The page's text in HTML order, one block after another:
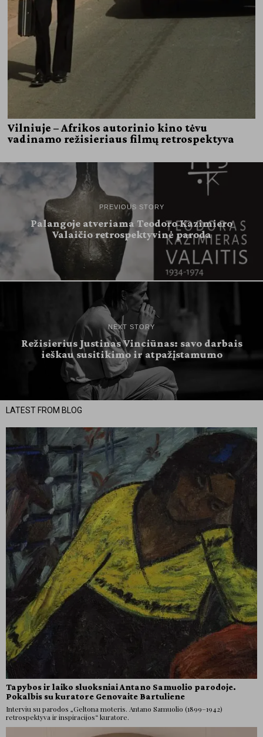
Vilniuje – Afrikos autorinio kino tėvu
vadinamo režisieriaus filmų retrospektyva
PREVIOUS STORY
Palangoje atveriama Teodoro Kazimiero
Valaičio retrospektyvinė paroda
NEXT STORY
Režisierius Justinas Vinciūnas: savo darbais
ieškau susitikimo ir atpažįstamumo
LATEST FROM BLOG
Tapybos ir laiko sluoksniai Antano Samuolio parodoje.
Pokalbis su kuratore Genovaite Bartuliene
Interviu su parodos „Geltona moteris. Antano Samuolio (1899–1942)
retrospektyva ir inspiracijos“ kuratore.